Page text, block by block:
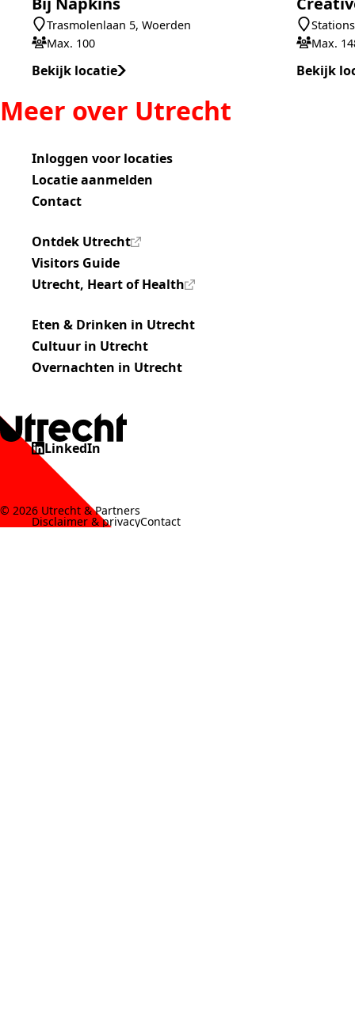
Locatie
Trasmolenlaan 5, Woerden
Max. 100
Bekijk locatie
Locatie
Max.
Bekijk
Meer over Utrecht
Inloggen voor locaties
Locatie aanmelden
Contact
Ontdek Utrecht
Visitors Guide
Utrecht, Heart of Health
Eten & Drinken in Utrecht
Cultuur in Utrecht
Overnachten in Utrecht
LinkedIn
© 2026 Utrecht & Partners
Disclaimer & privacyContact